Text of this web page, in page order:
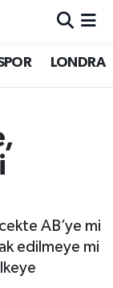
LONDRA
AB’ye mi
edilmeye mi